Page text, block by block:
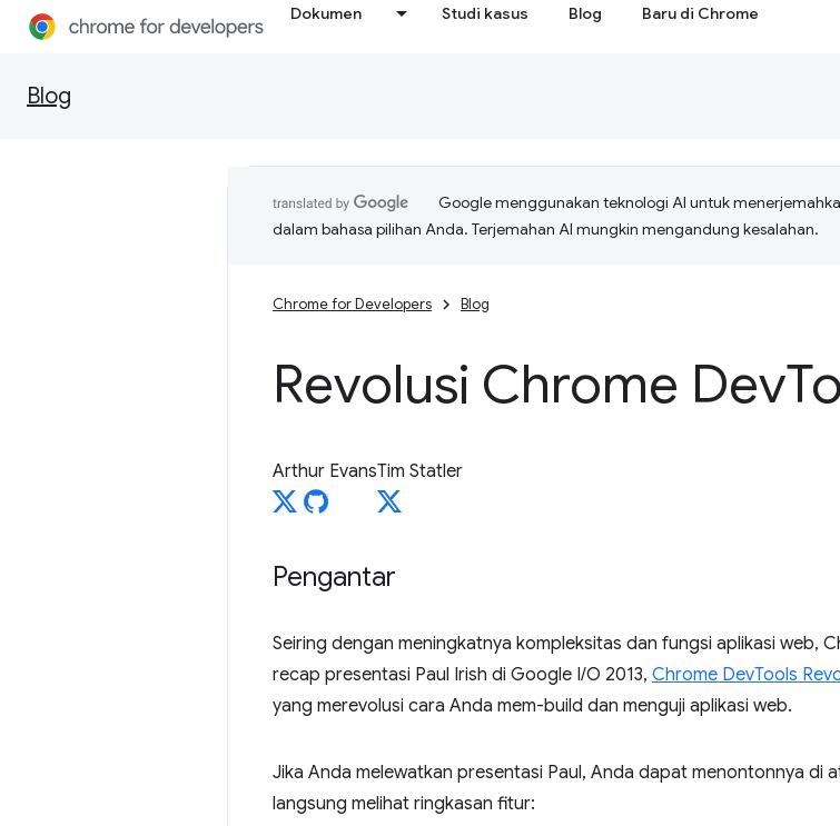
Dokumen Studi kasus Blog Baru di Chrome
Blog
Google menggunakan teknologi AI untuk
dalam bahasa pilihan Anda. Terjemahan AI mungkin mengandung kesalahan.
Chrome for Developers Blog
Revolusi Chrome Dev
Arthur EvansTim Statler
Pengantar
Seiring dengan meningkatnya kompleksitas dan fungsi aplikasi web,
recap presentasi Paul Irish di Google I/O 2013, Chrome DevTools
yang merevolusi cara Anda mem-build dan menguji aplikasi web.
Jika Anda melewatkan presentasi Paul, Anda dapat menontonnya di
langsung melihat ringkasan fitur: